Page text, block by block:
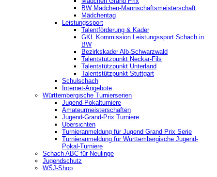
BW Mädchen-Mannschaftsmeisterschaft
Mädchentag
Leistungssport
Talentförderung & Kader
GKL Kommission Leistungssport Schach in
BW
Bezirkskader Alb-Schwarzwald
Talentstützpunkt Neckar-Fils
Talentstützpunkt Unterland
Talentstützpunkt Stuttgart
Schulschach
Internet-Angebote
Württembergische Turnierserien
Jugend-Pokalturniere
Amateurmeisterschaften
Jugend-Grand-Prix Turniere
Übersichten
Turnieranmeldung für Jugend Grand Prix Serie
Turnieranmeldung für Württembergische Jugend-
Pokal-Turniere
Schach ABC für Neulinge
Jugendschutz
WSJ-Shop